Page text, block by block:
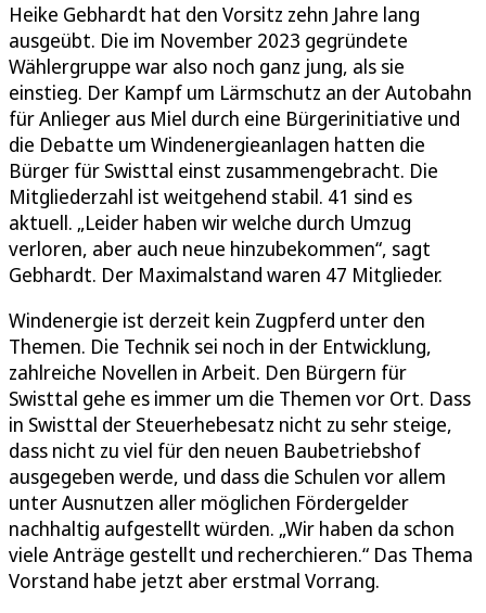
Heike Gebhardt hat den Vorsitz zehn Jahre lang
ausgeübt. Die im November 2023 gegründete
Wählergruppe war also noch ganz jung, als sie
einstieg. Der Kampf um Lärmschutz an der Autobahn
für Anlieger aus Miel durch eine Bürgerinitiative und
die Debatte um Windenergieanlagen hatten die
Bürger für Swisttal einst zusammengebracht. Die
Mitgliederzahl ist weitgehend stabil. 41 sind es
aktuell. „Leider haben wir welche durch Umzug
verloren, aber auch neue hinzubekommen“, sagt
Gebhardt. Der Maximalstand waren 47 Mitglieder.
Windenergie ist derzeit kein Zugpferd unter den
Themen. Die Technik sei noch in der Entwicklung,
zahlreiche Novellen in Arbeit. Den Bürgern für
Swisttal gehe es immer um die Themen vor Ort. Dass
in Swisttal der Steuerhebesatz nicht zu sehr steige,
dass nicht zu viel für den neuen Baubetriebshof
ausgegeben werde, und dass die Schulen vor allem
unter Ausnutzen aller möglichen Fördergelder
nachhaltig aufgestellt würden. „Wir haben da schon
viele Anträge gestellt und recherchieren.“ Das Thema
Vorstand habe jetzt aber erstmal Vorrang.